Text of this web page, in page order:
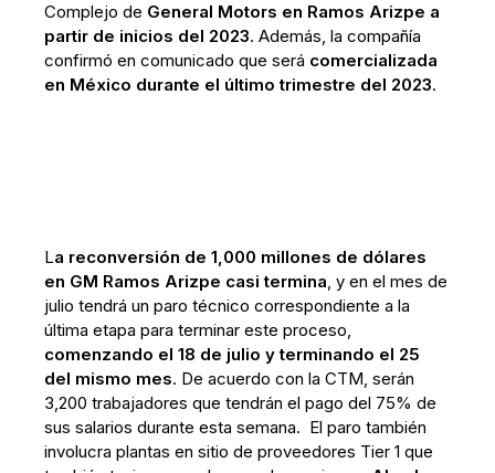
Complejo de General Motors en Ramos Arizpe a
partir de inicios del 2023. Además, la compañía
confirmó en comunicado que será comercializada
en México durante el último trimestre del 2023.
La reconversión de 1,000 millones de dólares
en GM Ramos Arizpe casi termina, y en el mes de
julio tendrá un paro técnico correspondiente a la
última etapa para terminar este proceso,
comenzando el 18 de julio y terminando el 25
del mismo mes. De acuerdo con la CTM, serán
3,200 trabajadores que tendrán el pago del 75% de
sus salarios durante esta semana. El paro también
involucra plantas en sitio de proveedores Tier 1 que